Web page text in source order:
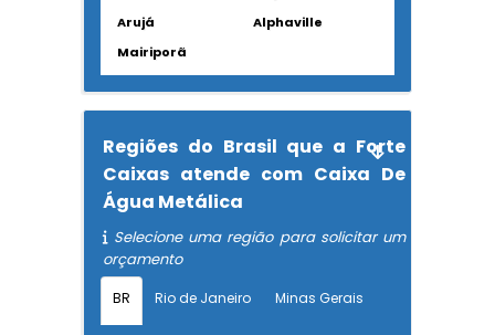
Arujá
Alphaville
Mairiporã
Regiões do Brasil que a Forte
Caixas atende com Caixa De
Água Metálica
Selecione uma região para solicitar um
orçamento
BR Rio de Janeiro Minas Gerais